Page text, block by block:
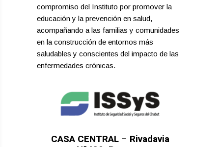
compromiso del Instituto por promover la
educación y la prevención en salud,
acompañando a las familias y comunidades
en la construcción de entornos más
saludables y conscientes del impacto de las
enfermedades crónicas.
CASA CENTRAL– Rivadavia